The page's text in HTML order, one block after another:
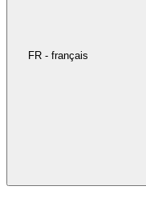
FR - français